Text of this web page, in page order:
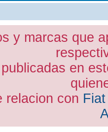
y marcas que
en
relacion con